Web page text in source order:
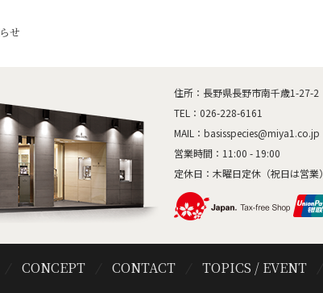
せ
住所：長野県長野市南千歳1-27-2
TEL： 026-228-6161
MAIL： basisspecies@miya1.co.jp
営業時間：11:00 - 19:00
定休日：木曜日定休（祝日は営業）
CONCEPT CONTACT TOPICS / EVENT